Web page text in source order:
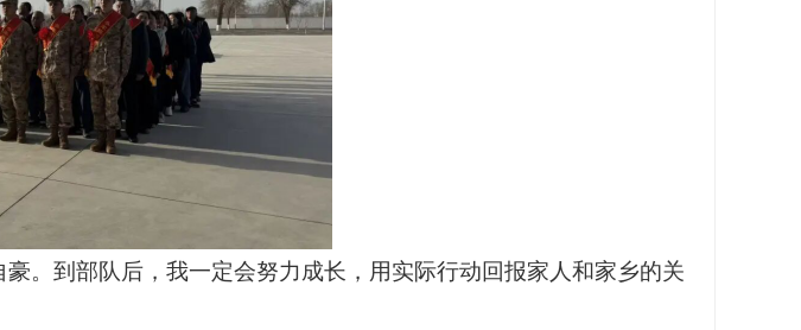
。到部队后，我一定会努力成长，用实际行动回报家人和家乡的关